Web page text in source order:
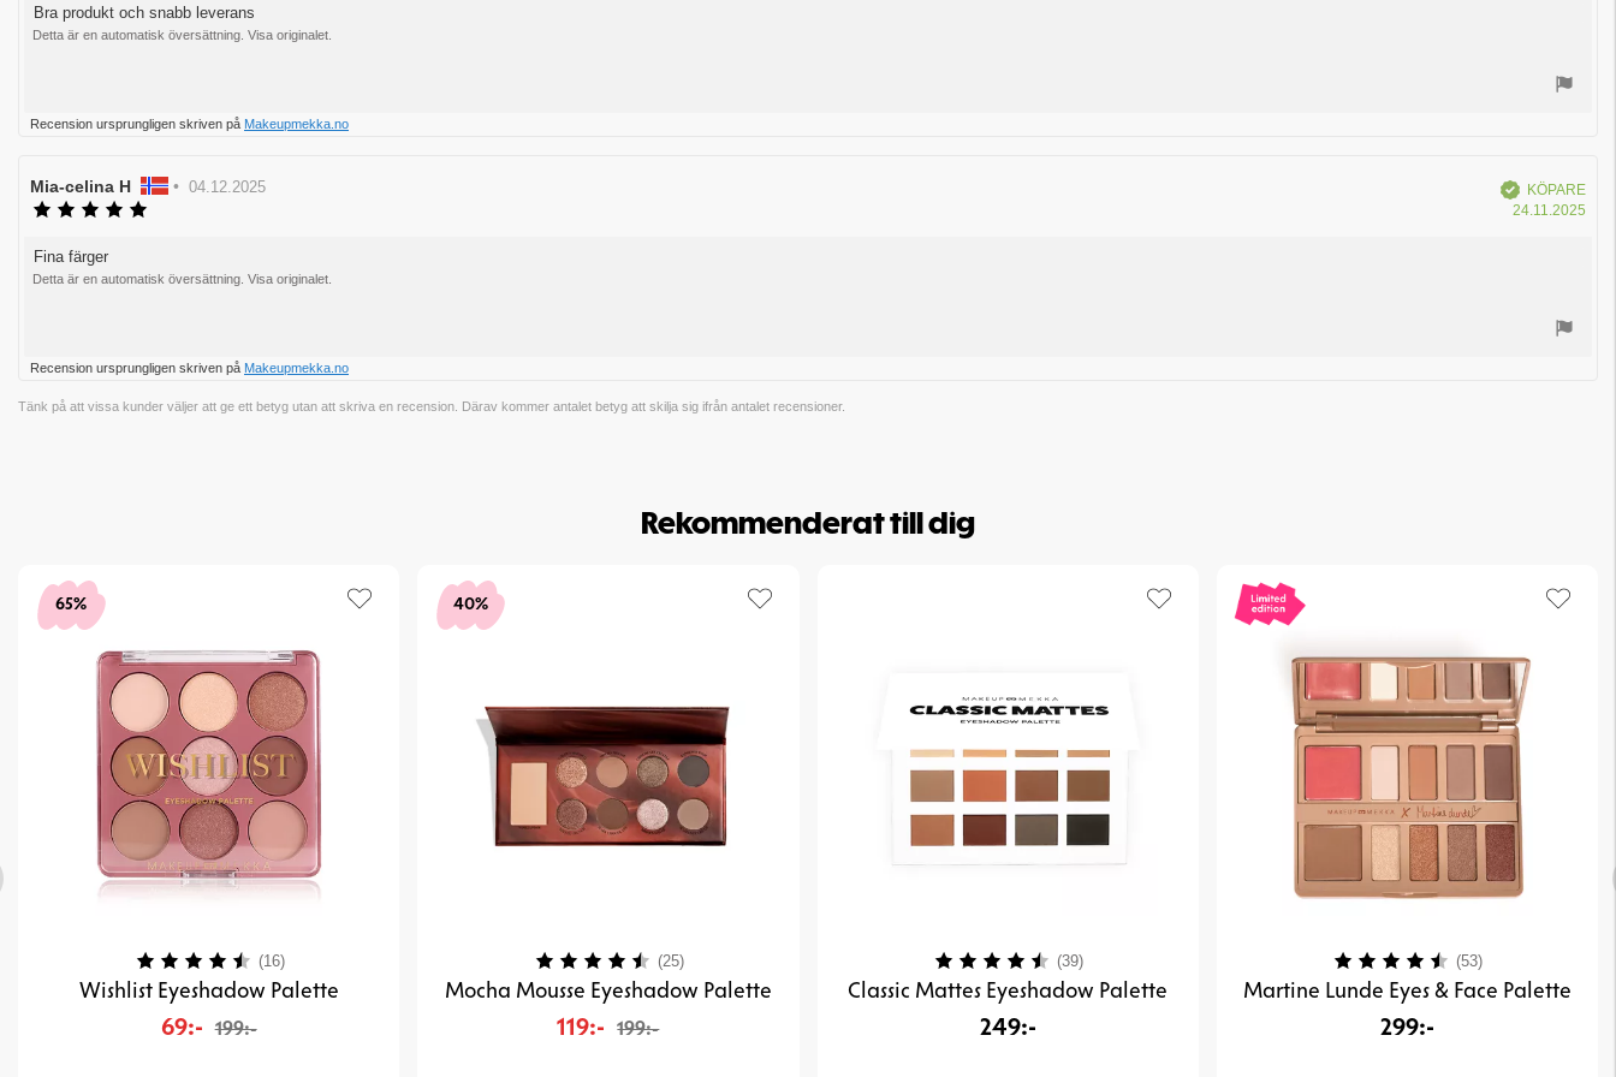
5
stjärnor
Recensionstext:
Bra produkt och snabb leverans
Detta är en automatisk översättning. Visa originalet.
upp
Recension ursprungligen skriven på Makeupmekka.no
Recensionsförfattare:
Mia-celina H • Recensionsdatum:
04.12.2025
stjärnor
Bekräftad
KÖPARE
24.11.2025
Recensionstext:
Fina färger
Detta är en automatisk översättning. Visa originalet.
upp
Recension ursprungligen skriven på Makeupmekka.no
Tänk på att vissa kunder väljer att ge ett betyg utan att skriva en recension. Därav kommer antalet betyg att skilja sig ifrån antalet recensioner.
Rekommenderat till dig
65%
Wishlist Eyeshadow Palette
69:- 199:-
Betyg: (16)4.3 utav 5 stjärnor
40%
Mocha Mousse Eyeshadow Palette
119:- 199:-
Betyg: (25)4.6 utav 5 stjärnor
Classic Mattes Eyeshadow Palette
249:-
Betyg: (39)
Martine Lunde Eyes & Face Palette
299:-
Betyg: (53)